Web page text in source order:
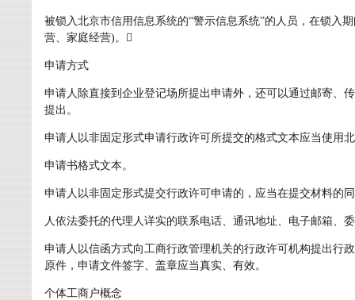
被锁入北京市信用信息系统的“警示信息系统”的人员，在锁入
营、家庭经营)。
申请方式
申请人除直接到企业登记场所提出申请外，还可以通过邮寄、
提出。
申请人以非固定形式申请行政许可所提交的格式文本应当使用
申请书格式文本。
申请人以非固定形式提交行政许可申请的，应当在提交材料的
人依法委托的代理人详实的联系电话、通讯地址、电子邮箱、
申请人以信函方式向工商行政管理机关的行政许可机构提出行
原件，申请文件签字、盖章应当真实、有效。
个体工商户概念